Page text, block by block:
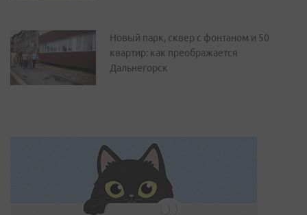
Новый парк, сквер с фонтаном и 50
квартир: как преображается
Дальнегорск